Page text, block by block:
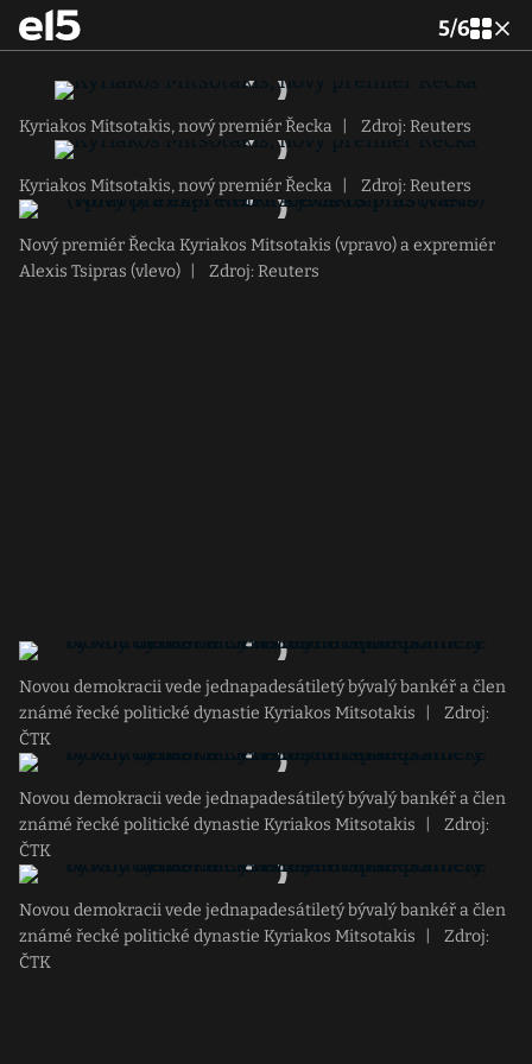
5/6
Kyriakos Mitsotakis, nový premiér Řecka Zdroj: Reuters
Kyriakos Mitsotakis, nový premiér Řecka Zdroj: Reuters
Nový premiér Řecka Kyriakos Mitsotakis (vpravo) a expremiér
Alexis Tsipras (vlevo)
Zdroj: Reuters
Novou demokracii vede jednapadesátiletý bývalý bankéř a člen
známé řecké politické dynastie Kyriakos Mitsotakis
Zdroj:
ČTK
Novou demokracii vede jednapadesátiletý bývalý bankéř a člen
známé řecké politické dynastie Kyriakos Mitsotakis
Zdroj:
ČTK
Novou demokracii vede jednapadesátiletý bývalý bankéř a člen
známé řecké politické dynastie Kyriakos Mitsotakis
Zdroj:
ČTK